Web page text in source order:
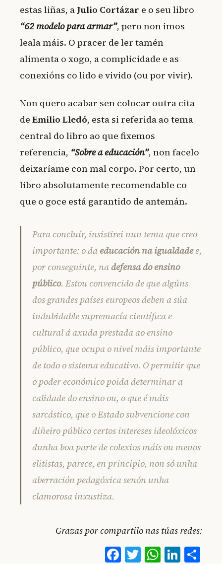
estas liñas, a Julio Cortázar e o seu libro
“62 modelo para armar”, pero non imos
leala máis. O pracer de ler tamén
alimenta o xogo, a complicidade e as
conexións co lido e vivido (ou por vivir).
Non quero acabar sen colocar outra cita
de Emilio Lledó, esta si referida ao tema
central do libro ao que fixemos
referencia, “Sobre a educación”, non facelo
deixaríame con mal corpo. Por certo, un
libro absolutamente recomendable co
que o goce está garantido de antemán.
Para concluír, insistirei nun tema que creo
importante: o da educación na igualdadee,
por conseguinte, nadefensa do ensino
público. Estou convencido de que algúns
dos grandes países europeos deben a súa
indubidable supremacía científica e
cultural á axuda prestada ao ensino
público, que ocupa o nivel máis importante
de todo o sistema educativo. O permitir que
o poder económico poida determinar a
calidade do ensino ou, o que é máis
sarcástico, que o Estado subvencione con
diñeiro público certos intereses ideolóxicos
dunha boa parte de colexios máis ou menos
elitistas, parece, en principio, non só unha
aberración pedagóxica senón unha
clamorosa inxustiza.
Grazas por compartilo nas túas redes:
Facebook
Twitter